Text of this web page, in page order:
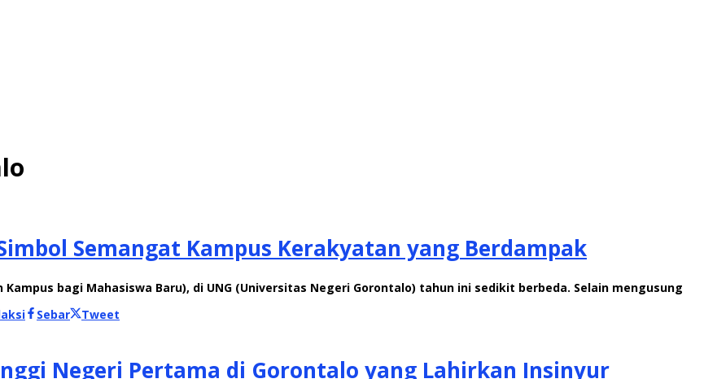
Semangat Kampus Kerakyatan yang Berdampak
Kampus bagi Mahasiswa Baru), di UNG (Universitas Negeri Gorontalo) tahun ini sedikit berbeda. Selain mengusung
Sebar Tweet
Negeri Pertama di Gorontalo yang Lahirkan Insinyur